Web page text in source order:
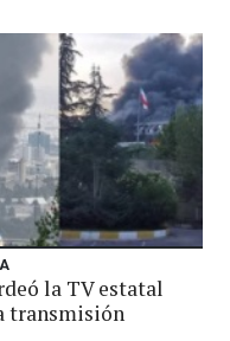
la TV estatal
transmisión